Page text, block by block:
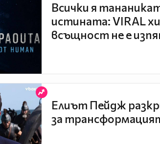
Всички я
истината: VIRAL
всъщност не е
Елиът Пейдж
за